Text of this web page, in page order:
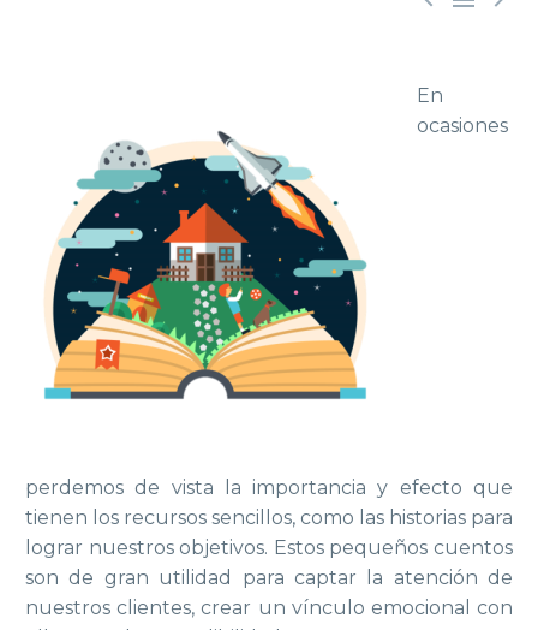
En
ocasiones
perdemos de vista la importancia y efecto que
tienen los recursos sencillos, como las historias para
lograr nuestros objetivos. Estos pequeños cuentos
son de gran utilidad para captar la atención de
nuestros clientes, crear un vínculo emocional con